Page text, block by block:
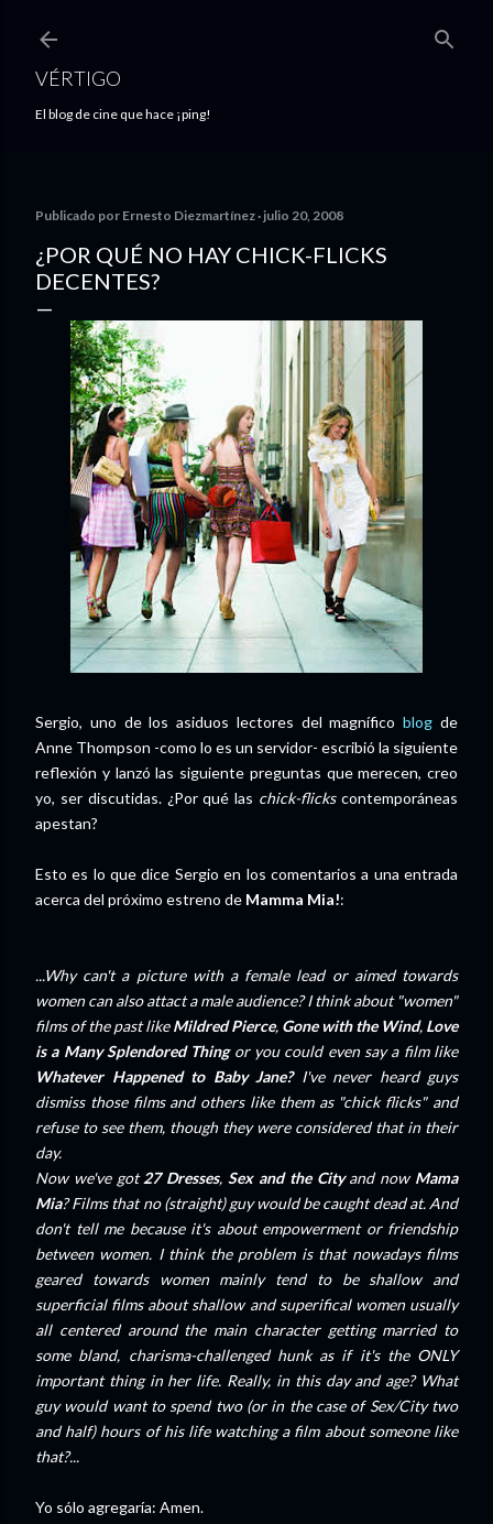
VÉRTIGO
El blog de cine que hace ¡ping!
Publicado por Ernesto Diezmartínez julio 20, 2008
¿POR QUÉ NO HAY CHICK-FLICKS
DECENTES?
Sergio, uno de los asiduos lectores del magníficoblogde
Anne Thompson -como lo es un servidor- escribió la siguiente
reflexión y lanzó las siguiente preguntas que merecen, creo
yo, ser discutidas. ¿Por qué las chick-flickscontemporáneas
apestan?
Esto es lo que dice Sergio en los comentarios a una entrada
acerca del próximo estreno de Mamma Mia!:
...Why can't a picture with a female lead or aimed towards
women can also attact a male audience? I think about "women"
films of the past likeMildred Pierce, Gone with the Wind, Love
is a Many Splendored Thingor you could even say a film like
Whatever Happened to Baby Jane?I've never heard guys
dismiss those films and others like them as "chick flicks" and
refuse to see them, though they were considered that in their
day.
Now we've got27 Dresses,Sex and the Cityand now Mama
Mia? Films that no (straight) guy would be caught dead at. And
don't tell me because it's about empowerment or friendship
between women. I think the problem is that nowadays films
geared towards women mainly tend to be shallow and
superficial films about shallow and superifical women usually
all centered around the main character getting married to
some bland, charisma-challenged hunk as if it's the ONLY
important thing in her life. Really, in this day and age? What
guy would want to spend two (or in the case of Sex/City two
and half) hours of his life watching a film about someone like
that?...
Yo sólo agregaría: Amen.